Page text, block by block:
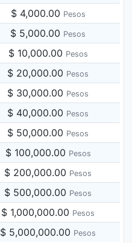
$ 4,000.00 Pesos
$ 5,000.00 Pesos
$ 10,000.00 Pesos
$ 20,000.00 Pesos
$ 30,000.00 Pesos
$ 40,000.00 Pesos
$ 50,000.00 Pesos
$ 100,000.00 Pesos
$ 200,000.00 Pesos
$ 500,000.00 Pesos
$ 1,000,000.00 Pesos
$ 5,000,000.00 Pesos